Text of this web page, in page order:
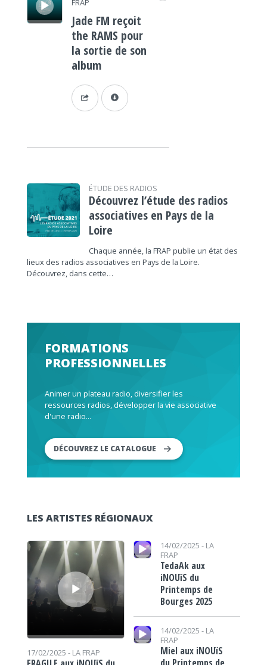
FRAP
Jade FM reçoit
the RAMS pour
la sortie de son
album
ÉTUDE DES RADIOS
Découvrez l’étude des radios
associatives en Pays de la
Loire
Chaque année, la FRAP publie un état des
lieux des radios associatives en Pays de la Loire.
Découvrez, dans cette…
FORMATIONS
PROFESSIONNELLES
Animer un plateau radio, diversifier les
ressources radios, développer la vie associative
d'une radio...
DÉCOUVREZ LE CATALOGUE
LES ARTISTES RÉGIONAUX
Lecteur audio
17/02/2025 - LA FRAP
Lecteur audio 14/02/2025 - LA
FRAP
TedaAk aux
iNOUïS du
Printemps de
Bourges 2025
Lecteur audio
14/02/2025 - LA
FRAP
Miel aux iNOUïS